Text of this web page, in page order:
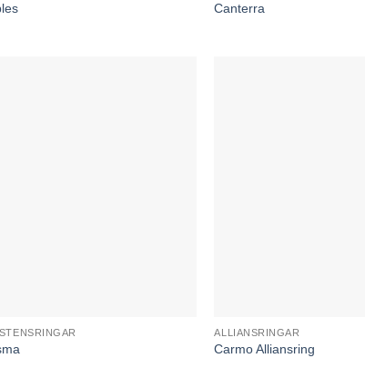
Canterra
ALLIANSRINGAR
Carmo Alliansring